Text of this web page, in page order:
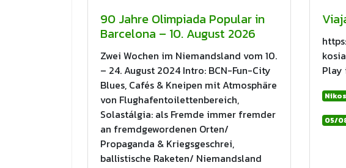
90 Jahre Olimpiada Popular in
Barcelona – 10. August 2026
Zwei Wochen im Niemandsland vom 10.
– 24. August 2024 Intro: BCN-Fun-City
Blues, Cafés & Kneipen mit Atmosphäre
von Flughafentoilettenbereich,
Solastálgia: als Fremde immer fremder
an fremdgewordenen Orten/
Propaganda & Kriegsgeschrei,
ballistische Raketen/ Niemandsland
Play
05/